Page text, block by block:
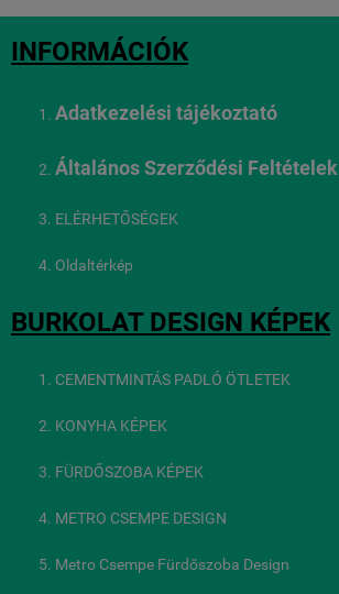
INFORMÁCIÓK
Adatkezelési tájékoztató
Általános Szerződési Feltételek
ELÉRHETŐSÉGEK
Oldaltérkép
BURKOLAT DESIGN KÉPEK
CEMENTMINTÁS PADLÓ ÖTLETEK
KONYHA KÉPEK
FÜRDŐSZOBA KÉPEK
METRO CSEMPE DESIGN
Metro Csempe Fürdőszoba Design